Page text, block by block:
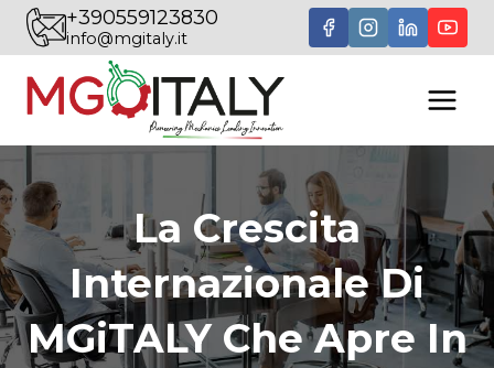
Salta
contenuto
+390559123830
info@mgitaly.it
La Crescita
Internazionale Di
MGiTALY Che Apre In